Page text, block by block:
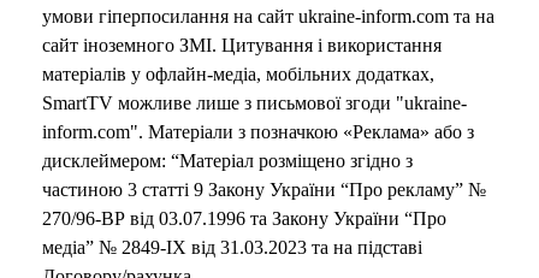
умови гіперпосилання на сайт ukraine-inform.com та на
сайт іноземного ЗМІ. Цитування і використання
матеріалів у офлайн-медіа, мобільних додатках,
SmartTV можливе лише з письмової згоди "ukraine-
inform.com". Матеріали з позначкою «Реклама» або з
дисклеймером: “Матеріал розміщено згідно з
частиною 3 статті 9 Закону України “Про рекламу” №
270/96-ВР від 03.07.1996 та Закону України “Про
медіа” № 2849-IX від 31.03.2023 та на підставі